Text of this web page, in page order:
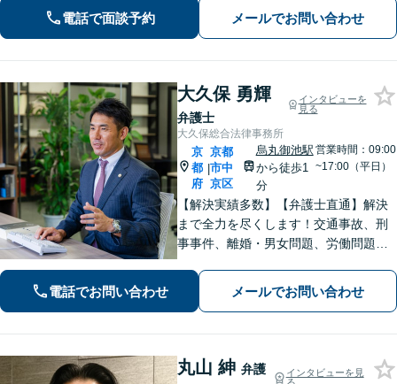
る状況やご希望を丁寧にヒアリング
し、依頼者さまにとって最善の答えを
電話で面談予約 メールでお問い合わせ
大久保 勇輝
弁護士
インタビューを
見る
大久保総合法律事務所
京
都
府
|
京都
市中
京区
烏丸御池駅
から徒歩1
分
営業時間：09:00
~17:00（平日）
【解決実績多数】【弁護士直通】解決
まで全力を尽くします！交通事故、刑
事事件、離婚・男女問題、労働問題、
てはお任せください。【子連れ対応
可】【土日夜間対応】
電話でお問い合わせ メールでお問い合わせ
丸山 紳 弁護
インタビューを見